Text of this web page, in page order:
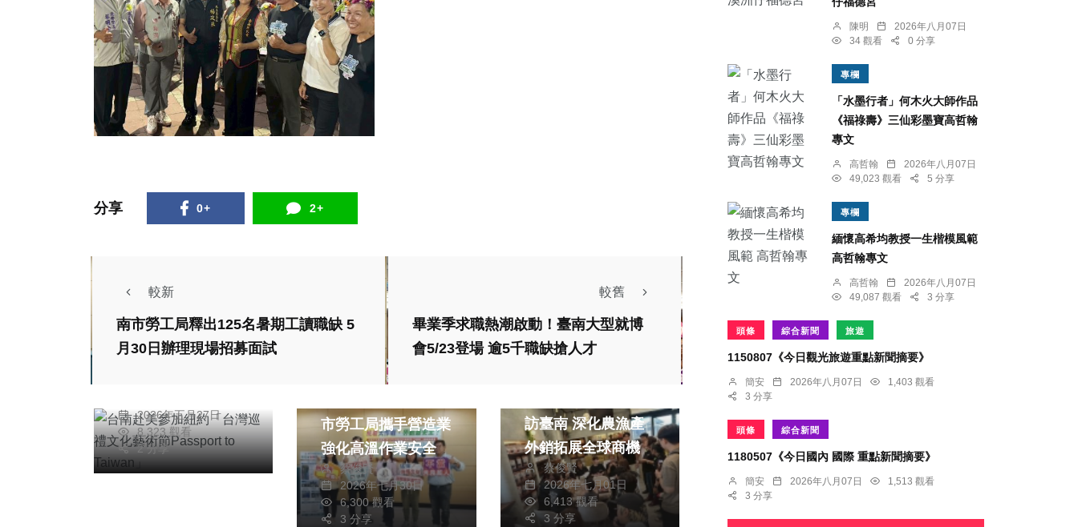
分享 0+ 2+
較新
南市勞工局釋出125名暑期工讀職缺 5
月30日辦理現場招募面試
較舊
畢業季求職熱潮啟動！臺南大型就博
會5/23登場 逾5千職缺搶人才
台南赴美參加紐約
「台灣巡禮文化藝術
2026年五月27日
8,323 觀看
2 分享
市勞工局攜手營造業
強化高溫作業安全
蔡俊賢
2026年七月30日
6,300 觀看
3 分享
農業 綜合新聞
訪臺南 深化農漁產
外銷拓展全球商機
蔡俊賢
2026年七月01日
6,413 觀看
3 分享
社會 農業
社會 宗教
農業 綜合新聞
健康
陳明
2026年八月07日
34 觀看
0 分享
專欄
「水墨行者」何木火大師作品
《福祿壽》三仙彩墨寶高哲翰
專文
高哲翰
2026年八月07日
49,023 觀看
5 分享
專欄
緬懷高希均教授一生楷模風範
高哲翰專文
高哲翰
2026年八月07日
49,087 觀看
3 分享
頭條 綜合新聞 旅遊
1150807《今日觀光旅遊重點新聞摘要》
簡安 2026年八月07日
1,403 觀看
3 分享
頭條 綜合新聞
1180507《今日國內 國際 重點新聞摘要》
簡安 2026年八月07日
1,513 觀看
3 分享